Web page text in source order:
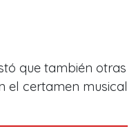
que también otras
el certamen musical